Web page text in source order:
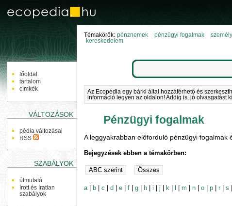
NAVIGÁCIÓ
főoldal
tartalom
címkék
VÁLTOZÁSOK
pédia változásai
RSS
SZABÁLYOK
útmutató
írott és íratlan
szabályok
Témakörök: pénznemek pénzügyi fogalmak
kereskedelem
Az Ecopédia egy bárki által hozzáférhető és
információ legyen az oldalon! Addig is, jó olvasgatást
Pénzügyi fogalmak
A leggyakrabban előforduló pénzügyi fogalmak
Bejegyzések ebben a témakörben:
a |b |c |d |e |f |g | h |i |j |k |l |m |n |o |p |r |s